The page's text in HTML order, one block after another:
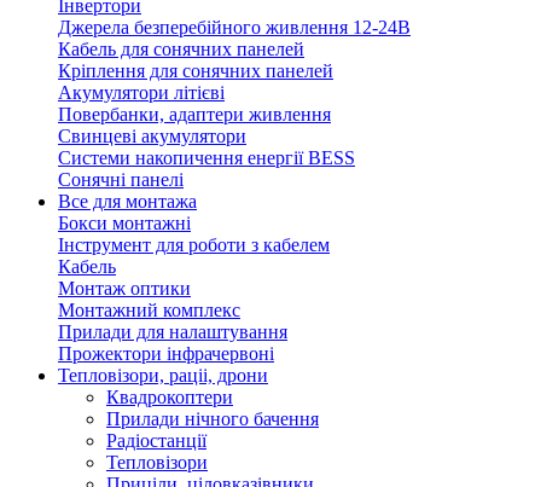
Інвертори
Джерела безперебійного живлення 12-24В
Кабель для сонячних панелей
Кріплення для сонячних панелей
Акумулятори літієві
Повербанки, адаптери живлення
Свинцеві акумулятори
Системи накопичення енергії BESS
Сонячні панелі
Все для монтажа
Бокси монтажні
Інструмент для роботи з кабелем
Кабель
Монтаж оптики
Монтажний комплекс
Прилади для налаштування
Прожектори інфрачервоні
Тепловізори, раціі, дрони
Квадрокоптери
Прилади нічного бачення
Радіостанції
Тепловізори